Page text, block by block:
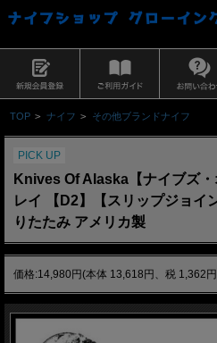
TOP > ナイフ > その他ブランドナイフ
PICK UP
Knives Of Alaska【ナイブズ
レイ 【D2】【スリップジョイ
りたたみ アメリカ製
価格:14,980円(本体 13,618円、税 1,362